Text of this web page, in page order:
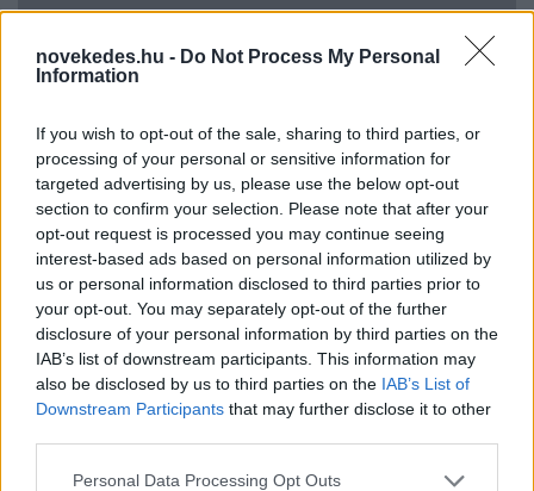
novekedes.hu - Do Not Process My Personal
Information
If you wish to opt-out of the sale, sharing to third parties, or
processing of your personal or sensitive information for
targeted advertising by us, please use the below opt-out
section to confirm your selection. Please note that after your
opt-out request is processed you may continue seeing
interest-based ads based on personal information utilized by
us or personal information disclosed to third parties prior to
your opt-out. You may separately opt-out of the further
disclosure of your personal information by third parties on the
IAB’s list of downstream participants. This information may
also be disclosed by us to third parties on the IAB’s List of
Downstream Participants that may further disclose it to other
Please note that this website/app uses one or more Google
Personal Data Processing Opt Outs
Uniós források: íme a teendők, amelyek a
pénzek érkezéséhez még szükségesek
ELEMZÉSEK 2026. júl. 20.